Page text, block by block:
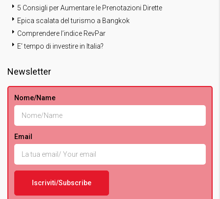
5 Consigli per Aumentare le Prenotazioni Dirette
Epica scalata del turismo a Bangkok
Comprendere l’indice RevPar
E’ tempo di investire in Italia?
Newsletter
Nome/Name
Email